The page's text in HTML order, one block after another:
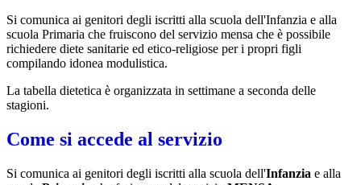
Si comunica ai genitori degli iscritti alla scuola dell'Infanzia e alla
scuola Primaria che fruiscono del servizio mensa che è possibile
richiedere diete sanitarie ed etico-religiose per i propri figli
compilando idonea modulistica.
La tabella dietetica è organizzata in settimane a seconda delle
stagioni.
Come si accede al servizio
Si comunica ai genitori degli iscritti alla scuola dell'Infanzia e alla